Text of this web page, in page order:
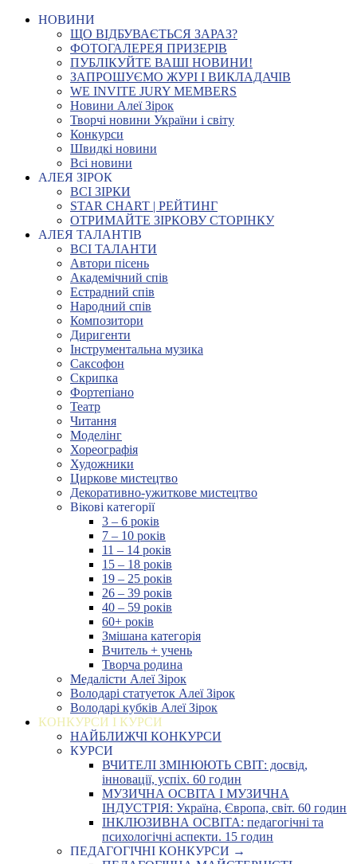
НОВИНИ
ЩО ВІДБУВАЄТЬСЯ ЗАРАЗ?
ФОТОГАЛЕРЕЯ ПРИЗЕРІВ
ПУБЛІКУЙТЕ ВАШІ НОВИНИ!
ЗАПРОШУЄМО ЖУРІ І ВИКЛАДАЧІВ
WE INVITE JURY MEMBERS
Новини Алеї Зірок
Творчі новини України і світу
Конкурси
Швидкі новини
Всі новини
АЛЕЯ ЗІРОК
ВСІ ЗІРКИ
STAR CHART | РЕЙТИНГ
ОТРИМАЙТЕ ЗІРКОВУ СТОРІНКУ
АЛЕЯ ТАЛАНТІВ
ВСІ ТАЛАНТИ
Автори пісень
Академічний спів
Естрадний спів
Народний спів
Композитори
Диригенти
Інструментальна музика
Саксофон
Скрипка
Фортепіано
Театр
Читання
Моделінг
Хореографія
Художники
Циркове мистецтво
Декоративно-ужиткове мистецтво
Вікові категорії
3 – 6 років
7 – 10 років
11 – 14 років
15 – 18 років
19 – 25 років
26 – 39 років
40 – 59 років
60+ років
Змішана категорія
Вчитель + учень
Творча родина
Медалісти Алеї Зірок
Володарі статуеток Алеї Зірок
Володарі кубків Алеї Зірок
КОНКУРСИ І КУРСИ
НАЙБЛИЖЧІ КОНКУРСИ
КУРСИ
ВЧИТЕЛІ ЗМІНЮЮТЬ СВІТ: досвід,
інновації, успіх. 60 годин
МУЗИЧНА ОСВІТА І МУЗИЧНА
ІНДУСТРІЯ: Україна, Європа, світ. 60 годин
ІНКЛЮЗИВНА ОСВІТА: педагогічні та
психологічні аспекти. 15 годин
ПЕДАГОГІЧНІ КОНКУРСИ →